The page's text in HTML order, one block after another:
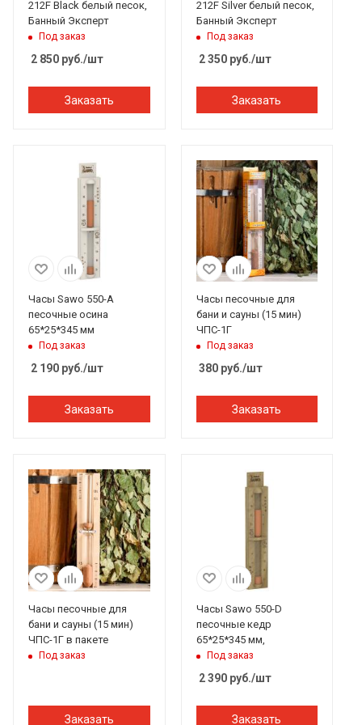
212F Black белый песок,
Банный Эксперт
Под заказ
2 850 руб./шт
Заказать
212F Silver белый песок,
Банный Эксперт
Под заказ
2 350руб./шт
Заказать
Часы Sawo 550-A
песочные осина
65*25*345 мм
Под заказ
2 190 руб./шт
Заказать
Часы песочные для
бани и сауны (15 мин)
ЧПС-1Г
Под заказ
380руб./шт
Заказать
Часы песочные для
бани и сауны (15 мин)
ЧПС-1Г в пакете
Под заказ
Заказать
Часы Sawo 550-D
песочные кедр
65*25*345 мм,
Под заказ
2 390руб./шт
Заказать